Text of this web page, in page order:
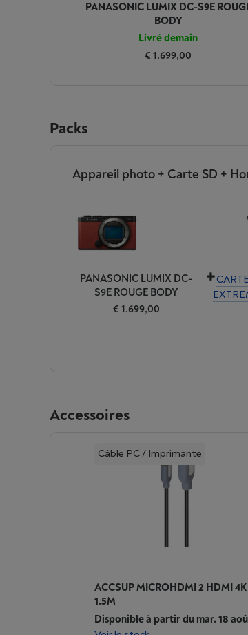
PANASONIC LUMIX DC-S9E
BODY
Livré demain
€ 1.699,00
Packs
Appareil photo + Carte SD +
PANASONIC LUMIX DC-
S9E ROUGE BODY
€ 1.699,00
Accessoires
Câble PC / Imprimante
ACCSUP MICROHDMI 2 HDMI 4K
1.5M
Disponible à partir du mar. 18